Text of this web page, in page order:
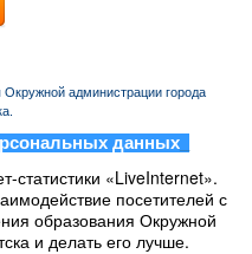
администрации города
данных
статистики «LiveInternet».
посетителей с
образования Окружной
и делать его лучше.